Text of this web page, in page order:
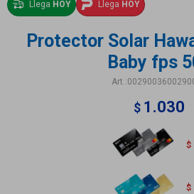
Llega HOY Llega HOY
Protector Solar
Baby fps
$ 1.030
$
$